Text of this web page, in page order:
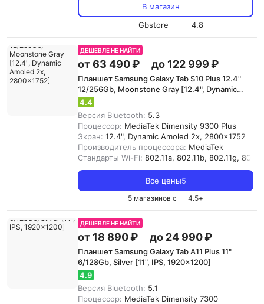
В магазин
Gbstore
4.8
ДЕШЕВЛЕ НЕ НАЙТИ
от 63 490 ₽ до 122 999 ₽
Планшет Samsung Galaxy Tab S10 Plus 12.4"
12/256Gb, Moonstone Gray [12.4", Dynamic
Amoled 2x, 2800x1752]
4.4
Версия Bluetooth: 5.3
Процессор: MediaTek Dimensity 9300 Plus
Экран: 12.4", Dynamic Amoled 2x, 2800x1752
Производитель процессора: MediaTek
Стандарты Wi-Fi: 802.11a, 802.11b, 802.11g,
Все цены5
5 магазинов с 4.5+
ДЕШЕВЛЕ НЕ НАЙТИ
от 18 890 ₽ до 24 990 ₽
Планшет Samsung Galaxy Tab A11 Plus 11"
6/128Gb, Silver [11", IPS, 1920x1200]
4.9
Версия Bluetooth: 5.1
Процессор: MediaTek Dimensity 7300